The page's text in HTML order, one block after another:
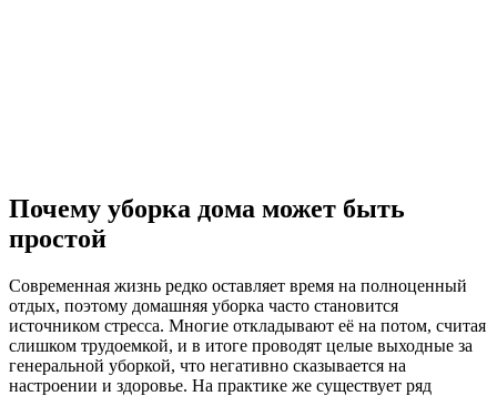
Почему уборка дома может быть
простой
Современная жизнь редко оставляет время на полноценный
отдых, поэтому домашняя уборка часто становится
источником стресса. Многие откладывают её на потом, считая
слишком трудоемкой, и в итоге проводят целые выходные за
генеральной уборкой, что негативно сказывается на
настроении и здоровье. На практике же существует ряд